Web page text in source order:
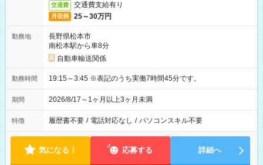
交通費 交通費支給有り
月収例 25～30万円
勤務地
長野県松本市
南松本駅から車8分
自動車輸送関係
勤務時間 19:15～3:45 ※表記のうち実働7時間45分です。
期間 2026/8/17～1ヶ月以上3ヶ月未満
特徴 履歴書不要 / 電話対応なし / パソコンスキル不要
気になる！ 応募する 詳細へ